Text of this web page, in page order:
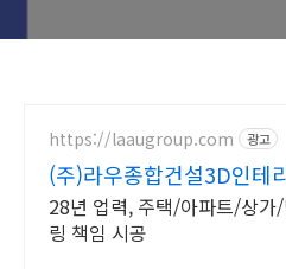
https://laaugroup.com 광고
(주)라우종합건설3D인테
28년 업력, 주택/아파트/상가
링 책임 시공